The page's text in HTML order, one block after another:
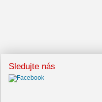
Sledujte nás